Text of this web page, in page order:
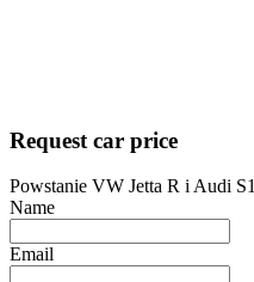
Request car price
Powstanie VW Jetta R i Audi S1
Name
Email